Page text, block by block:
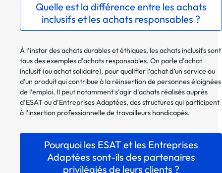
Quelle est la différence entre les achats
inclusifs et les achats responsables ?
À l’instar des achats durables et éthiques, les achats inclusifs sont
tous des exemples d’achats responsables. On parle d’achat
inclusif (ou achat solidaire), pour qualifier l’achat d’un service ou
d’un produit qui contribue à la réinsertion de personnes éloignées
de l’emploi. Il peut notamment s’agir d’achats réalisés auprès
d’ESAT ou d’Entreprises Adaptées, des structures qui participent
à l'insertion professionnelle de travailleurs handicapés.
Pourquoi les ESAT et les Entreprises
Adaptées sont-ils des partenaires
privilégiés de leurs clients ?